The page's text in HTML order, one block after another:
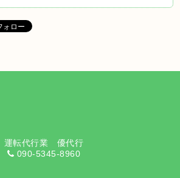
運転代行業 優代行
090-5345-8960